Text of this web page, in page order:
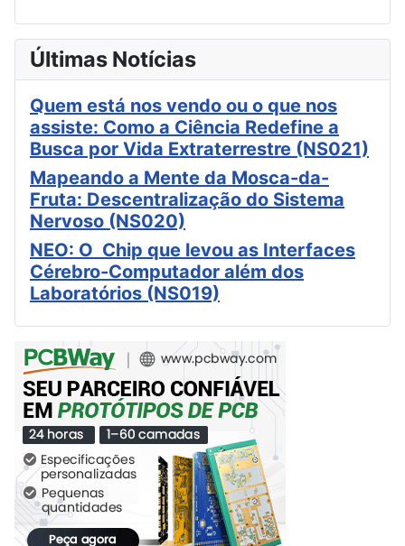
Últimas Notícias
Quem está nos vendo ou o que nos
assiste: Como a Ciência Redefine a
Busca por Vida Extraterrestre (NS021)
Mapeando a Mente da Mosca-da-
Fruta: Descentralização do Sistema
Nervoso (NS020)
NEO: O Chip que levou as Interfaces
Cérebro-Computador além dos
Laboratórios (NS019)